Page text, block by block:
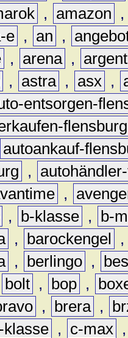
, amazon
e , an ,
, arena ,
, astra , asx ,
entsorgen-
flensburg
autoankauf-
,
,
, b-klasse ,
b-
, barockengel
, berlingo ,
bolt , bop ,
, brera ,
klasse , c-max